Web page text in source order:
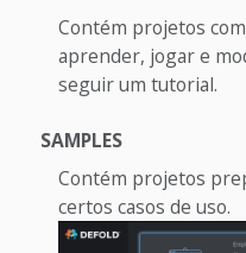
Contém projetos
aprender, jogar e
seguir um tutorial.
SAMPLES
Contém projetos
certos casos de uso.